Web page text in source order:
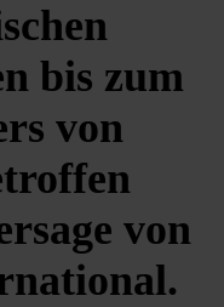
bis zum
von
von